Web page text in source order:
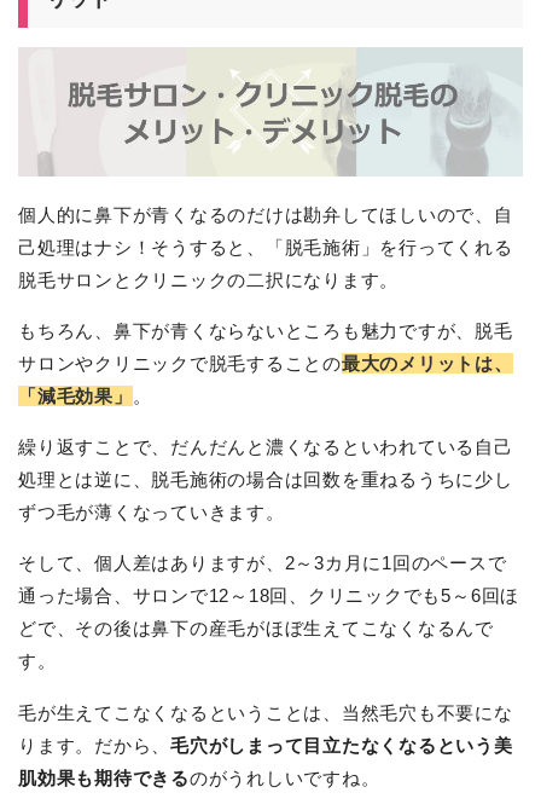
個人的に鼻下が青くなるのだけは勘弁してほしいので、自
己処理はナシ！そうすると、「脱毛施術」を行ってくれる
脱毛サロンとクリニックの二択になります。
もちろん、鼻下が青くならないところも魅力ですが、脱毛
サロンやクリニックで脱毛することの最大のメリットは、
「減毛効果」
。
繰り返すことで、だんだんと濃くなるといわれている自己
処理とは逆に、脱毛施術の場合は回数を重ねるうちに少し
ずつ毛が薄くなっていきます。
そして、個人差はありますが、2～3カ月に1回のペースで
通った場合、サロンで12～18回、クリニックでも5～6回ほ
どで、その後は鼻下の産毛がほぼ生えてこなくなるんで
す。
毛が生えてこなくなるということは、当然毛穴も不要にな
ります。だから、毛穴がしまって目立たなくなるという美
肌効果も期待できるのがうれしいですね。